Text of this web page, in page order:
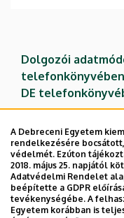
Dolgozói
telefonkönyvében
DE
A Debreceni Egyetem
rendelkezésére
védelmét. Ezúton
2018. május 25. napjától
Adatvédelmi Rendelet
beépítette a GDPR
tevékenységébe. A
Egyetem korábban is